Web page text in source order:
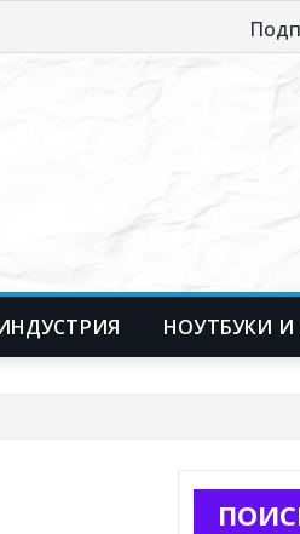
НОУТБУКИ